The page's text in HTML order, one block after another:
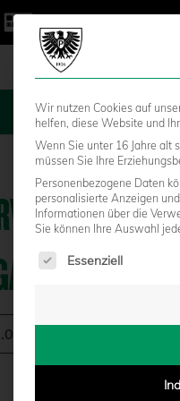
FANS STADION
ANGEHEN
- 15:40
Wir nutzen Cookies auf
helfen, diese Website und
Wenn Sie unter 16 Jahre alt
müssen Sie Ihre
Personenbezogene Daten
personalisierte Anzeigen
Informationen über die
Sie können Ihre Auswahl
Es folgt eine Liste der
Essenziell